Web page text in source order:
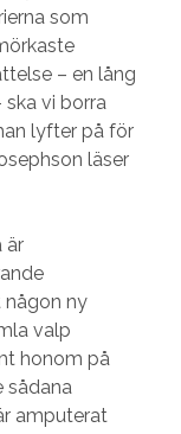
som
– en lång
ska vi borra
lyfter på för
läser
är
någon ny
valp
honom på
sådana
amputerat